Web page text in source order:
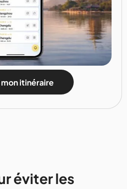
itinéraire
éviter les